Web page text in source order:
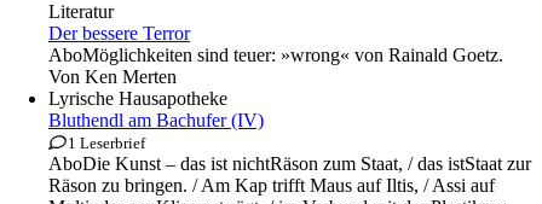
Literatur
Der bessere Terror
AboMöglichkeiten sind teuer: »wrong« von Rainald Goetz.
Von Ken Merten
Lyrische Hausapotheke
Bluthendl am Bachufer (IV)
1 Leserbrief
AboDie Kunst – das ist nichtRäson zum Staat, / das istStaat zur
Räson zu bringen. / Am Kap trifft Maus auf Iltis, / Assi auf